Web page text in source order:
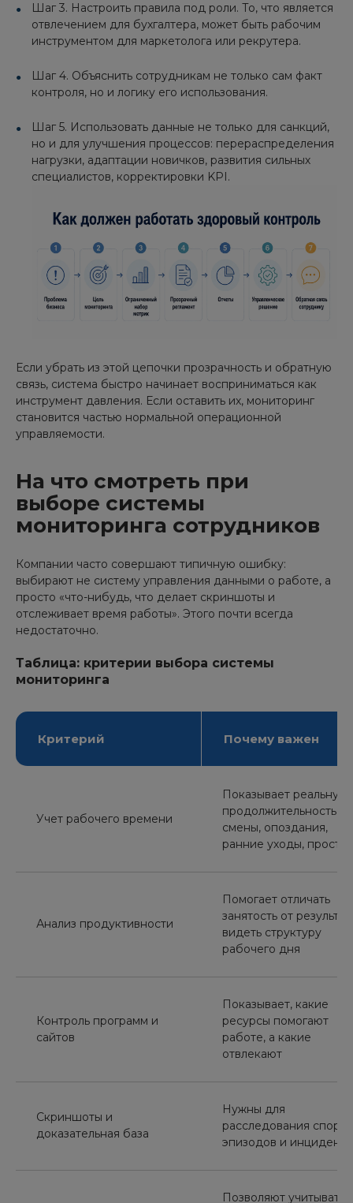
Шаг 3. Настроить правила под роли. То, что является
отвлечением для бухгалтера, может быть рабочим
инструментом для маркетолога или рекрутера.
Шаг 4. Объяснить сотрудникам не только сам факт
контроля, но и логику его использования.
Шаг 5. Использовать данные не только для санкций,
но и для улучшения процессов: перераспределения
нагрузки, адаптации новичков, развития сильных
специалистов, корректировки KPI.
Если убрать из этой цепочки прозрачность и обратную
связь, система быстро начинает восприниматься как
инструмент давления. Если оставить их, мониторинг
становится частью нормальной операционной
управляемости.
На что смотреть при
выборе системы
мониторинга сотрудников
Компании часто совершают типичную ошибку:
выбирают не систему управления данными о работе, а
просто «что-нибудь, что делает скриншоты и
отслеживает время работы». Этого почти всегда
недостаточно.
Таблица: критерии выбора системы
мониторинга
Критерий Почему важен
Учет рабочего времени
Показывает реальную
продолжительность
смены, опоздания,
ранние уходы,
Анализ продуктивности
Помогает отличать
занятость от
видеть структуру
рабочего дня
Контроль программ и
сайтов
Показывает, какие
ресурсы помогают
работе, а какие
отвлекают
Скриншоты и
доказательная база
Нужны для
расследования
эпизодов и
Позволяют учитывать